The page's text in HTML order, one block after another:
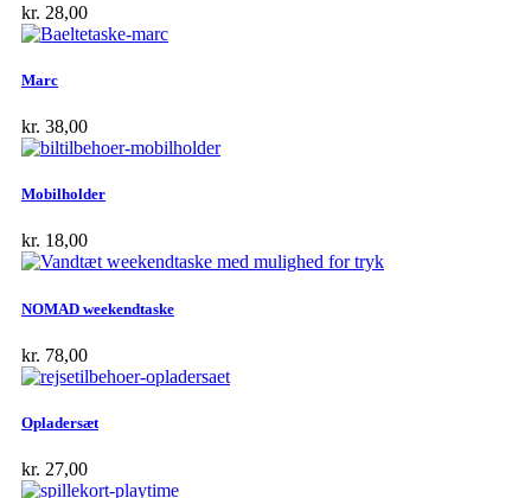
kr. 28,00
Marc
kr. 38,00
Mobilholder
kr. 18,00
NOMAD weekendtaske
kr. 78,00
Opladersæt
kr. 27,00